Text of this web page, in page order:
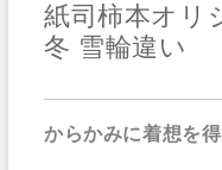
紙司柿本オリ
冬 雪輪違い
からかみに着想を